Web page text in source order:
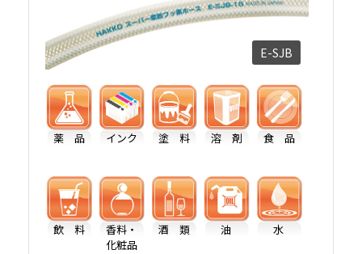
E-SJB
薬 品 インク 塗 料 溶 剤 食 品
飲 料
香料・
化粧品
酒 類 油 水